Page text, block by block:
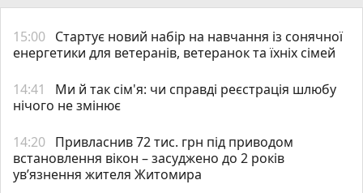
15:00 Стартує новий набір на навчання із сонячної
енергетики для ветеранів, ветеранок та їхніх сімей
14:41
Ми й так сім'я: чи справді реєстрація шлюбу
нічого не змінює
14:20 Привласнив 72 тис. грн під приводом
встановлення вікон – засуджено до 2 років
ув’язнення жителя Житомира